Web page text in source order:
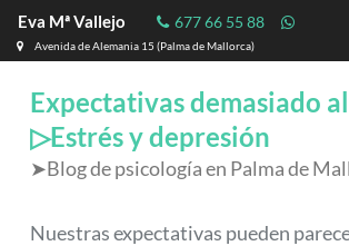
Eva Mª Vallejo 677 66 55 88
Avenida de Alemania 15 (Palma de Mallorca)
Expectativas demasiado
▷Estrés y depresión
➤Blog de psicología en Palma de
Nuestras expectativas pueden